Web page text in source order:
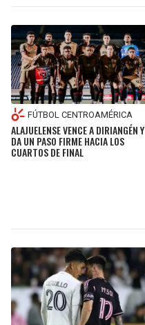
FÚTBOL CENTROAMÉRICA
ALAJUELENSE VENCE A DIRIANGÉN Y
DA UN PASO FIRME HACIA LOS
CUARTOS DE FINAL